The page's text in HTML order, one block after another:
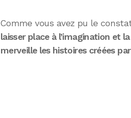
Comme vous avez pu le
laisser place à l’imagination et
merveille les histoires créées